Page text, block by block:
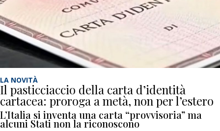
LA NOVITÀ
Il pasticciaccio della carta d’identità
cartacea: proroga a metà, non per l’estero
L’Italia si inventa una carta “provvisoria” ma
alcuni Stati non la riconoscono